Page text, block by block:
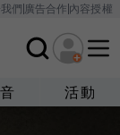
們廣告合作內容授權
活動